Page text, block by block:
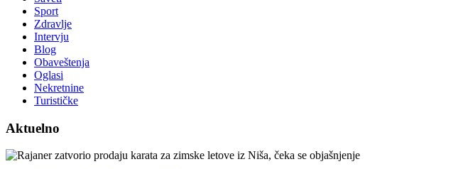
Sport
Zdravlje
Intervju
Blog
Obaveštenja
Oglasi
Nekretnine
Turističke
Aktuelno